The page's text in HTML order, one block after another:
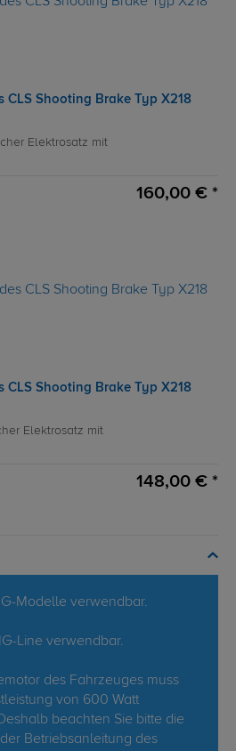
CLS Shooting Brake Typ X218
Elektrosatz mit
160,00 € *
CLS Shooting Brake Typ X218
Elektrosatz mit
148,00 € *
Modelle verwendbar.
Line verwendbar.
des Fahrzeuges muss
von 600 Watt
beachten Sie bitte die
Betriebsanleitung des